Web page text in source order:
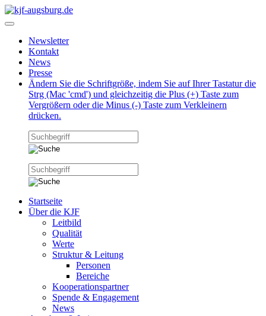
Newsletter
Kontakt
News
Presse
Ändern Sie die Schriftgröße, indem Sie auf Ihrer Tastatur die
Strg (Mac 'cmd') und gleichzeitig die Plus (+) Taste zum
Vergrößern oder die Minus (-) Taste zum Verkleinern
drücken.
Startseite
Über die KJF
Leitbild
Qualität
Werte
Struktur & Leitung
Personen
Bereiche
Kooperationspartner
Spende & Engagement
News